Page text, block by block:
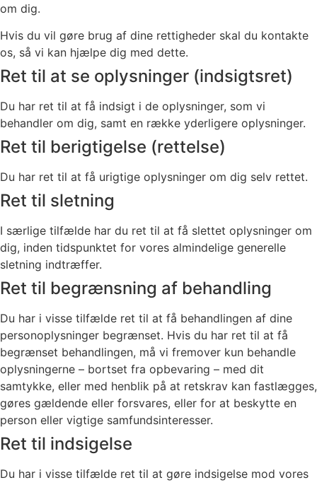
om dig.
Hvis du vil gøre brug af dine rettigheder skal du kontakte
os, så vi kan hjælpe dig med dette.
Ret til at se oplysninger (indsigtsret)
Du har ret til at få indsigt i de oplysninger, som vi
behandler om dig, samt en række yderligere oplysninger.
Ret til berigtigelse (rettelse)
Du har ret til at få urigtige oplysninger om dig selv rettet.
Ret til sletning
I særlige tilfælde har du ret til at få slettet oplysninger om
dig, inden tidspunktet for vores almindelige generelle
sletning indtræffer.
Ret til begrænsning af behandling
Du har i visse tilfælde ret til at få behandlingen af dine
personoplysninger begrænset. Hvis du har ret til at få
begrænset behandlingen, må vi fremover kun behandle
oplysningerne – bortset fra opbevaring – med dit
samtykke, eller med henblik på at retskrav kan fastlægges,
gøres gældende eller forsvares, eller for at beskytte en
person eller vigtige samfundsinteresser.
Ret til indsigelse
Du har i visse tilfælde ret til at gøre indsigelse mod vores